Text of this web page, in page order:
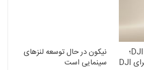
معرفی DJI Osmo Nano؛
کوچک‌ترین اکشن کمرای DJI
نیکون در حال توسعه‌ لنزهای
سینمایی است